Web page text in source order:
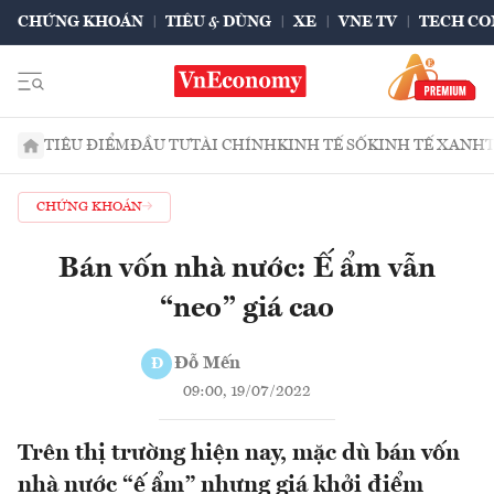
CHỨNG KHOÁN TIÊU & DÙNG XE VNE TV TECH
TIÊU ĐIỂMĐẦU TƯTÀI CHÍNHKINH TẾ SỐKINH TẾ XANH
CHỨNG KHOÁN
Bán vốn nhà nước: Ế ẩm vẫn
“neo” giá cao
Đ Đỗ Mến
09:00, 19/07/2022
Trên thị trường hiện nay, mặc dù bán vốn
nhà nước “ế ẩm” nhưng giá khởi điểm